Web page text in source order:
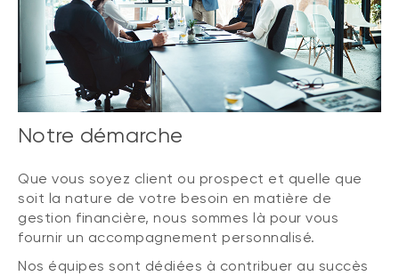
Notre démarche
Que vous soyez client ou prospect et quelle que
soit la nature de votre besoin en matière de
gestion financière, nous sommes là pour vous
fournir un accompagnement personnalisé.
Nos équipes sont dédiées à contribuer au succès